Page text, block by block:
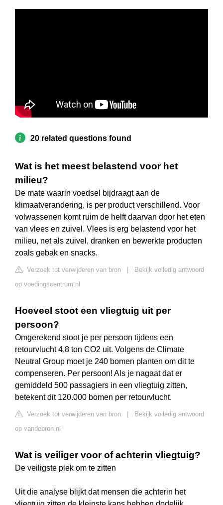
20 related questions found
Wat is het meest belastend voor het
milieu?
De mate waarin voedsel bijdraagt aan de
klimaatverandering, is per product verschillend. Voor
volwassenen komt ruim de helft daarvan door het eten
van vlees en zuivel. Vlees is erg belastend voor het
milieu, net als zuivel, dranken en bewerkte producten
zoals gebak en snacks.
Verzoek tot verwijderen van bron
Bekijk volledig antwoord
op voedingscentrum.nl
Hoeveel stoot een vliegtuig uit per
persoon?
Omgerekend stoot je per persoon tijdens een
retourvlucht 4,8 ton CO2 uit. Volgens de Climate
Neutral Group moet je 240 bomen planten om dit te
compenseren. Per persoon! Als je nagaat dat er
gemiddeld 500 passagiers in een vliegtuig zitten,
betekent dit 120.000 bomen per retourvlucht.
Verzoek tot verwijderen van bron
Bekijk volledig antwoord
op vandebron.nl
Wat is veiliger voor of achterin vliegtuig?
De veiligste plek om te zitten
Uit die analyse blijkt dat mensen die achterin het